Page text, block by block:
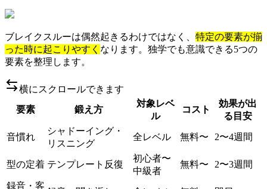
ブレイクスルーは偶然起きるわけではなく、 特定の要素が揃
った時に起こりやすく なります。独学でも意識できる5つの
要素を整理します。
横にスクロールできます
要素
鍛え方
対象レベ
ル
コスト
効果が出
る目安
音慣れ
シャドーイング・
リスニング
全レベル 無料〜 2〜4週間
型の定着 テンプレート反復
初心者〜
中級者
無料〜 2〜3週間
録音・客